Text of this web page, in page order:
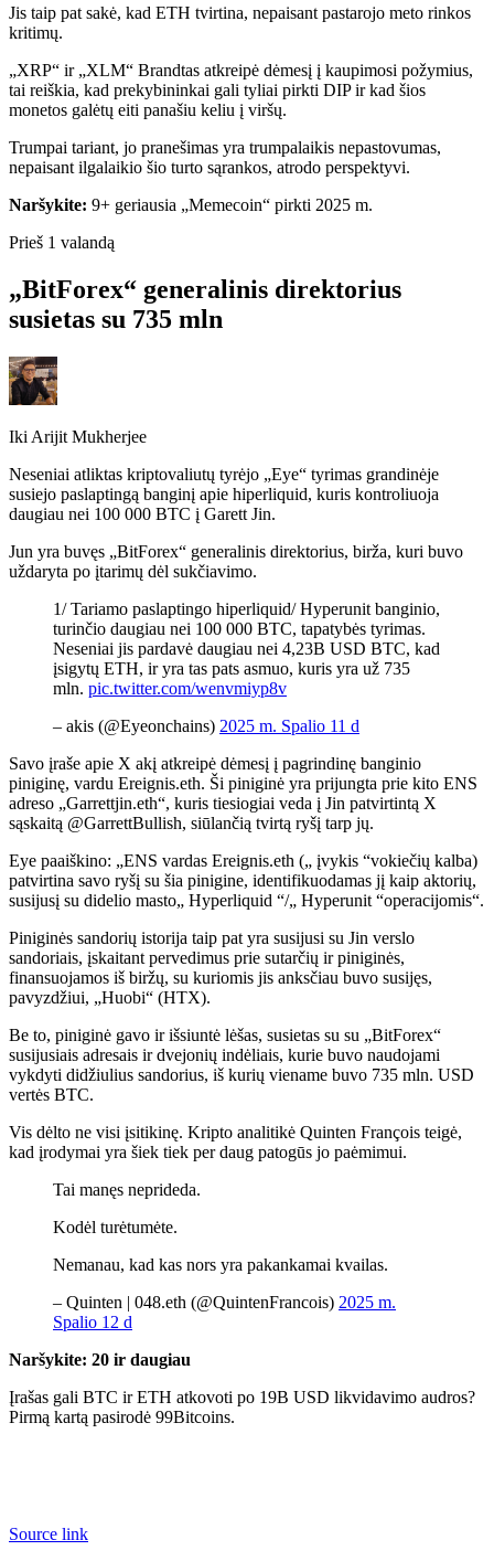
Jis taip pat sakė, kad ETH tvirtina, nepaisant pastarojo meto rinkos
kritimų.
„XRP“ ir „XLM“ Brandtas atkreipė dėmesį į kaupimosi požymius,
tai reiškia, kad prekybininkai gali tyliai pirkti DIP ir kad šios
monetos galėtų eiti panašiu keliu į viršų.
Trumpai tariant, jo pranešimas yra trumpalaikis nepastovumas,
nepaisant ilgalaikio šio turto sąrankos, atrodo perspektyvi.
Naršykite: 9+ geriausia „Memecoin“ pirkti 2025 m.
Prieš 1 valandą
„BitForex“ generalinis direktorius
susietas su 735 mln
Iki Arijit Mukherjee
Neseniai atliktas kriptovaliutų tyrėjo „Eye“ tyrimas grandinėje
susiejo paslaptingą banginį apie hiperliquid, kuris kontroliuoja
daugiau nei 100 000 BTC į Garett Jin.
Jun yra buvęs „BitForex“ generalinis direktorius, birža, kuri buvo
uždaryta po įtarimų dėl sukčiavimo.
1/ Tariamo paslaptingo hiperliquid/ Hyperunit banginio,
turinčio daugiau nei 100 000 BTC, tapatybės tyrimas.
Neseniai jis pardavė daugiau nei 4,23B USD BTC, kad
įsigytų ETH, ir yra tas pats asmuo, kuris yra už 735
mln. pic.twitter.com/wenvmiyp8v
– akis (@Eyeonchains) 2025 m. Spalio 11 d
Savo įraše apie X akį atkreipė dėmesį į pagrindinę banginio
piniginę, vardu Ereignis.eth. Ši piniginė yra prijungta prie kito ENS
adreso „Garrettjin.eth“, kuris tiesiogiai veda į Jin patvirtintą X
sąskaitą @GarrettBullish, siūlančią tvirtą ryšį tarp jų.
Eye paaiškino: „ENS vardas Ereignis.eth („ įvykis “vokiečių kalba)
patvirtina savo ryšį su šia pinigine, identifikuodamas jį kaip aktorių,
susijusį su didelio masto„ Hyperliquid “/„ Hyperunit “operacijomis“.
Piniginės sandorių istorija taip pat yra susijusi su Jin verslo
sandoriais, įskaitant pervedimus prie sutarčių ir piniginės,
finansuojamos iš biržų, su kuriomis jis anksčiau buvo susijęs,
pavyzdžiui, „Huobi“ (HTX).
Be to, piniginė gavo ir išsiuntė lėšas, susietas su su „BitForex“
susijusiais adresais ir dvejonių indėliais, kurie buvo naudojami
vykdyti didžiulius sandorius, iš kurių viename buvo 735 mln. USD
vertės BTC.
Vis dėlto ne visi įsitikinę. Kripto analitikė Quinten François teigė,
kad įrodymai yra šiek tiek per daug patogūs jo paėmimui.
Tai manęs neprideda.
Kodėl turėtumėte.
Nemanau, kad kas nors yra pakankamai kvailas.
– Quinten | 048.eth (@QuintenFrancois) 2025 m.
Spalio 12 d
Naršykite: 20 ir daugiau
Įrašas gali BTC ir ETH atkovoti po 19B USD likvidavimo audros?
Pirmą kartą pasirodė 99Bitcoins.
Source link